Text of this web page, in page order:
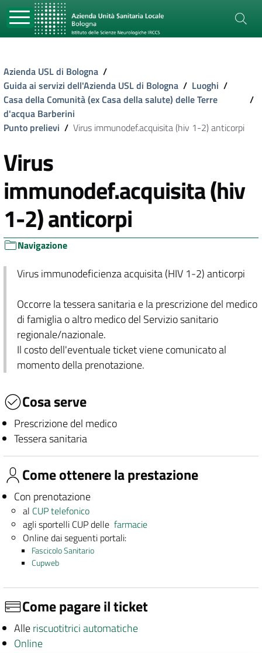
Azienda USL di Bologna /
Guida ai servizi dell'Azienda USL di Bologna / Luoghi /
Casa della Comunità (ex Casa della salute) delle Terre
d'acqua Barberini
/
Punto prelievi / Virus immunodef.acquisita (hiv 1-2) anticorpi
Virus
immunodef.acquisita (hiv
1-2) anticorpi
Navigazione
Virus immunodeficienza acquisita (HIV 1-2) anticorpi
Occorre la tessera sanitaria e la prescrizione del medico
di famiglia o altro medico del Servizio sanitario
regionale/nazionale.
Il costo dell'eventuale ticket viene comunicato al
momento della prenotazione.
Cosa serve
Prescrizione del medico
Tessera sanitaria
Come ottenere la prestazione
Con prenotazione
al CUP telefonico
agli sportelli CUP dellefarmacie
Online dai seguenti portali:
Fascicolo Sanitario
Cupweb
Come pagare il ticket
Alleriscuotitrici automatiche
Online